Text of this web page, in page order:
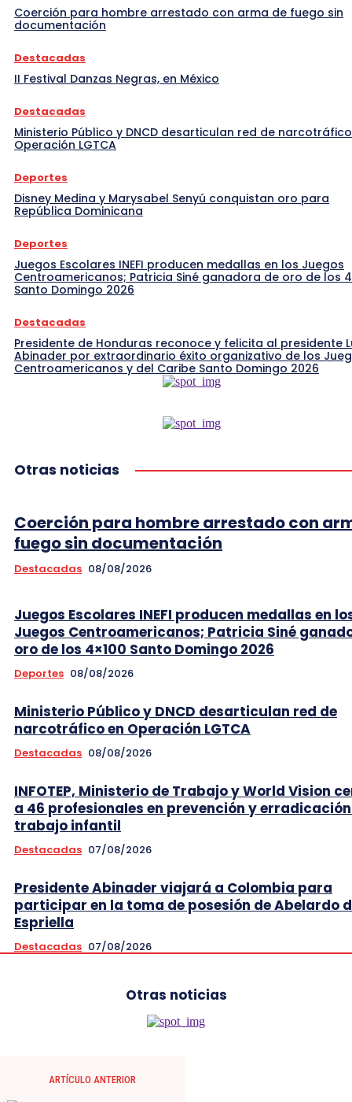
Coerción para hombre arrestado con arma de fuego sin
documentación
Destacadas
II Festival Danzas Negras, en México
Destacadas
Ministerio Público y DNCD desarticulan red de
Operación LGTCA
Deportes
Disney Medina y Marysabel Senyú conquistan oro para
República Dominicana
Deportes
Juegos Escolares INEFI producen medallas en los Juegos
Centroamericanos; Patricia Siné ganadora de oro de los
Santo Domingo 2026
Destacadas
Presidente de Honduras reconoce y felicita al presidente
Abinader por extraordinario éxito organizativo de los
Centroamericanos y del Caribe Santo Domingo 2026
Otras noticias
Coerción para hombre arrestado con
fuego sin documentación
Destacadas 08/08/2026
Juegos Escolares INEFI producen medallas en
Juegos Centroamericanos; Patricia Siné
oro de los 4×100 Santo Domingo 2026
Deportes 08/08/2026
Ministerio Público y DNCD desarticulan red de
narcotráfico en Operación LGTCA
Destacadas 08/08/2026
INFOTEP, Ministerio de Trabajo y World Vision
a 46 profesionales en prevención y
trabajo infantil
Destacadas 07/08/2026
Presidente Abinader viajará a Colombia para
participar en la toma de posesión de Abelardo
Espriella
Destacadas 07/08/2026
Otras noticias
ARTÍCULO ANTERIOR